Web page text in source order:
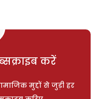
करें
मुद्दों से जुड़ी हर